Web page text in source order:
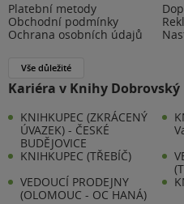
Platební metody
Obchodní podmínky
Ochrana osobních údajů
Vše důležité
Kariéra v Knihy Dobrovský
KNIHKUPEC (ZKRÁCENÝ
ÚVAZEK) - ČESKÉ
BUDĚJOVICE
KNIHKUPEC (TŘEBÍČ)
VEDOUCÍ PRODEJNY
(OLOMOUC - OC HANÁ)